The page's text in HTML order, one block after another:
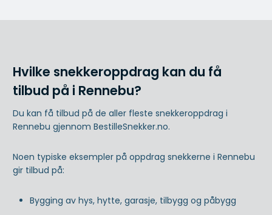
Hvilke snekkeroppdrag kan du få
tilbud på i Rennebu?
Du kan få tilbud på de aller fleste snekkeroppdrag i
Rennebu gjennom BestilleSnekker.no.
Noen typiske eksempler på oppdrag snekkerne i Rennebu
gir tilbud på:
Bygging av hys, hytte, garasje, tilbygg og påbygg